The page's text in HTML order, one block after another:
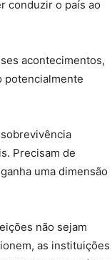
conduzir o país ao
acontecimentos,
potencialmente
Precisam de
uma dimensão
não sejam
as instituições